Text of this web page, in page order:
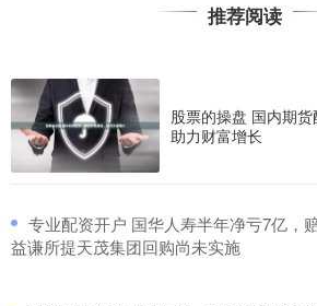
推荐阅读
股票的操盘 国内期货
助力财富增长
专业配资开户 国华人寿半年净亏7亿，
益谦所提天茂集团回购尚未实施